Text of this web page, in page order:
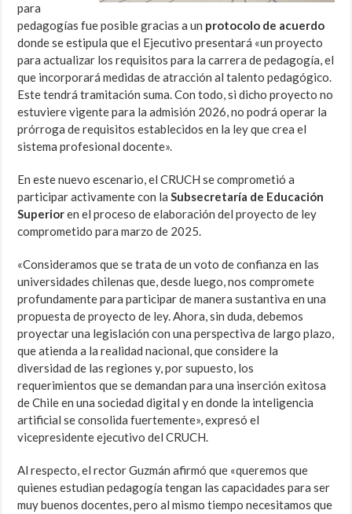
para
pedagogías fue posible gracias a un protocolo de acuerdo
donde se estipula que el Ejecutivo presentará «un proyecto
para actualizar los requisitos para la carrera de pedagogía, el
que incorporará medidas de atracción al talento pedagógico.
Este tendrá tramitación suma. Con todo, si dicho proyecto no
estuviere vigente para la admisión 2026, no podrá operar la
prórroga de requisitos establecidos en la ley que crea el
sistema profesional docente».
En este nuevo escenario, el CRUCH se comprometió a
participar activamente con laSubsecretaría de Educación
Superioren el proceso de elaboración del proyecto de ley
comprometido para marzo de 2025.
«Consideramos que se trata de un voto de confianza en las
universidades chilenas que, desde luego, nos compromete
profundamente para participar de manera sustantiva en una
propuesta de proyecto de ley. Ahora, sin duda, debemos
proyectar una legislación con una perspectiva de largo plazo,
que atienda a la realidad nacional, que considere la
diversidad de las regiones y, por supuesto, los
requerimientos que se demandan para una inserción exitosa
de Chile en una sociedad digital y en donde la inteligencia
artificial se consolida fuertemente», expresó el
vicepresidente ejecutivo del CRUCH.
Al respecto, el rector Guzmán afirmó que «queremos que
quienes estudian pedagogía tengan las capacidades para ser
muy buenos docentes, pero al mismo tiempo necesitamos que